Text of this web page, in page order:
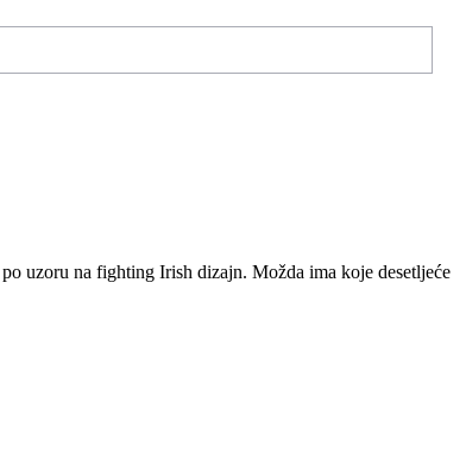
uzoru na fighting Irish dizajn. Možda ima koje desetljeće